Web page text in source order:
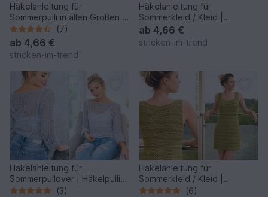
Häkelanleitung für
Sommerpulli in allen Größen |
HELIX #1 quergehäkelt
(7)
ab 4,66 €
stricken-im-trend
Häkelanleitung für
Sommerkleid / Kleid |
Häkelkleid SERENZA
ab 4,66 €
stricken-im-trend
Häkelanleitung für
Sommerpullover | Häkelpulli
YoungFashion #1
(3)
Häkelanleitung für
Sommerkleid / Kleid |
Häkelkleid GreenVelvet
(6)